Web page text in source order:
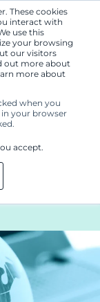
These cookies
interact with
use this
your browsing
our visitors
out more about
more about
when you
in your browser
accept.